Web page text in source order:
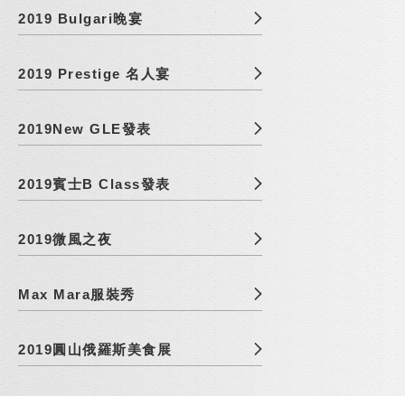
2019 Bulgari晚宴
2019 Prestige 名人宴
2019New GLE發表
2019賓士B Class發表
2019微風之夜
Max Mara服裝秀
2019圓山俄羅斯美食展